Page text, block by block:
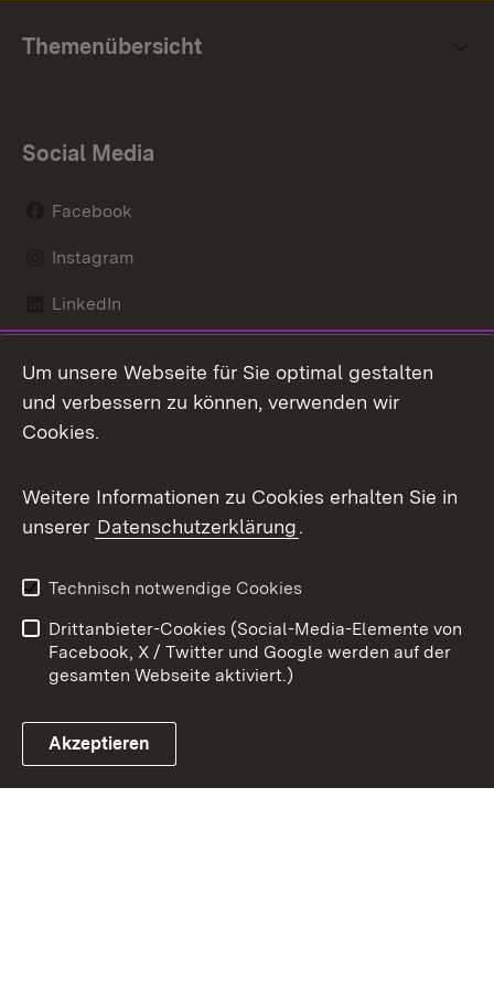
Themenübersicht
Social Media
Facebook
Instagram
LinkedIn
X / Twitter
Youtube
Link zum Landesportal
Kontakt
Datenschutz
Barrierefreiheit
Impressum
Cookies
Um unsere Webseite für Sie optimal gestalten
und verbessern zu können, verwenden wir
Cookies.
Weitere Informationen zu Cookies erhalten Sie in
unserer Datenschutzerklärung.
Technisch notwendige Cookies
Drittanbieter-Cookies (Social-Media-Elemente von
Facebook, X / Twitter und Google werden auf der
gesamten Webseite aktiviert.)
Akzeptieren